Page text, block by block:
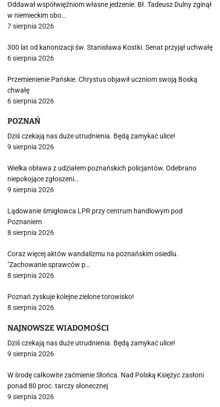
Oddawał współwięźniom własne jedzenie. Bł. Tadeusz Dulny zginął
w niemieckim obo…
7 sierpnia 2026
300 lat od kanonizacji św. Stanisława Kostki. Senat przyjął uchwałę
6 sierpnia 2026
Przemienienie Pańskie. Chrystus objawił uczniom swoją Boską
chwałę
6 sierpnia 2026
POZNAŃ
Dziś czekają nas duże utrudnienia. Będą zamykać ulice!
9 sierpnia 2026
Wielka obława z udziałem poznańskich policjantów. Odebrano
niepokojące zgłoszeni…
9 sierpnia 2026
Lądowanie śmigłowca LPR przy centrum handlowym pod
Poznaniem
8 sierpnia 2026
Coraz więcej aktów wandalizmu na poznańskim osiedlu.
"Zachowanie sprawców p…
8 sierpnia 2026
Poznań zyskuje kolejne zielone torowisko!
8 sierpnia 2026
NAJNOWSZE WIADOMOŚCI
Dziś czekają nas duże utrudnienia. Będą zamykać ulice!
9 sierpnia 2026
W środę całkowite zaćmienie Słońca. Nad Polską Księżyc zasłoni
ponad 80 proc. tarczy słonecznej
9 sierpnia 2026